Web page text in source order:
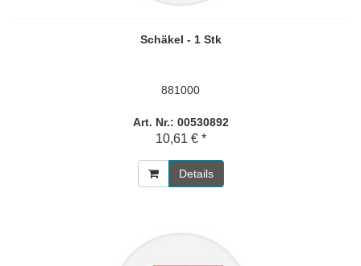
Schäkel - 1 Stk
881000
Art. Nr.: 00530892
10,61 € *
Details